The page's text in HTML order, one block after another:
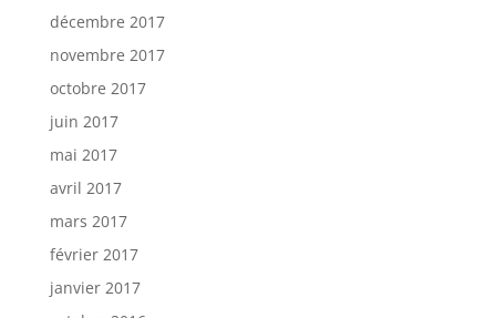
décembre 2017
novembre 2017
octobre 2017
juin 2017
mai 2017
avril 2017
mars 2017
février 2017
janvier 2017